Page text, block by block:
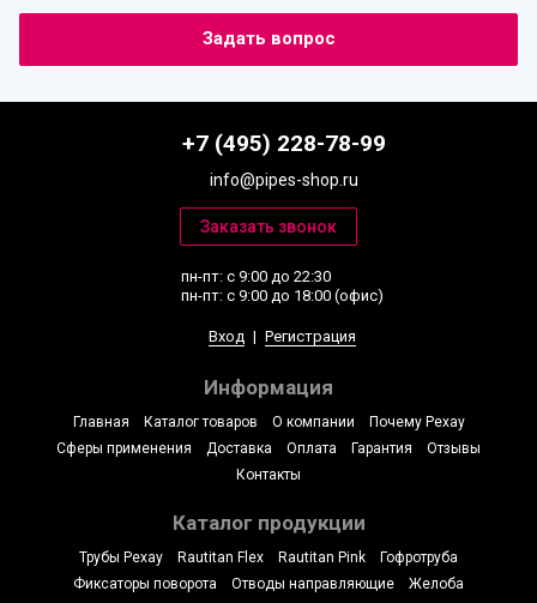
+7 (495) 228-78-99
info@pipes-shop.ru
пн-пт: с 9:00 до 22:30
пн-пт: с 9:00 до 18:00 (офис)
Вход | Регистрация
Информация
Главная Каталог товаров О компании
Почему Рехау
Сферы применения
Доставка Оплата Гарантия
Отзывы
Контакты
Каталог продукции
Трубы Рехау Rautitan Flex Rautitan Pink
Гофротруба
Фиксаторы поворота
Отводы направляющие
Желоба